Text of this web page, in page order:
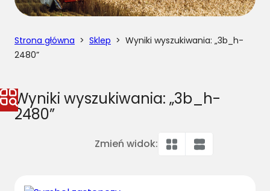
Strona główna > Sklep > Wyniki wyszukiwania: „3b_h-
2480”
Wyniki wyszukiwania: „3b_h-
2480”
Zmień widok: